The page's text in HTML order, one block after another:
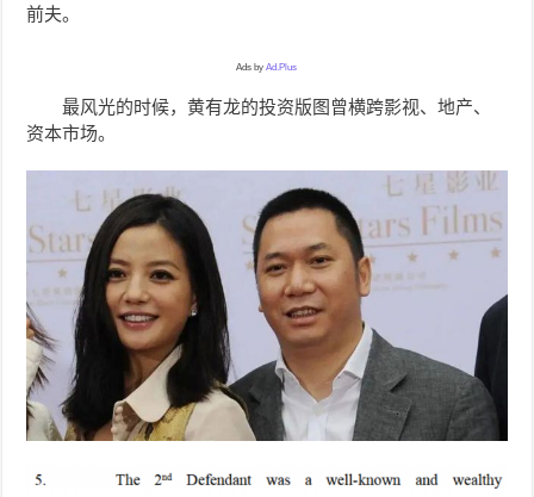
前夫。
Ads byAd.Plus
最风光的时候，黄有龙的投资版图曾横跨影视、地产、
资本市场。